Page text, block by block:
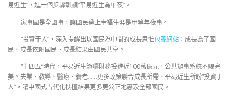
易近生”，進一個步驟彰顯“平易近生為年夜”。
家事國是全國事，讓國民過上幸福生涯是甲等年夜事。
“投資于人”，深入提醒出以國民為中間的成長思惟包養網站：成長為了國
民、成長依附國民、成長結果由國民共享。
“十四五”時代，平易近生範疇財務投進近100萬億元，公共辦事系統不竭完
美。失業、教導、醫療、養老……更多政策聯合成長所需、平易近生所盼“投資于
人”，讓中國式古代化扶植結果更多更公正地惠及全部國民。